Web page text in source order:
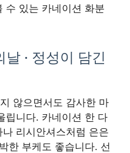
수 있는 카네이션 화분
· 정성이 담긴
않으면서도 감사한 마
립니다. 카네이션 한 다
리시안셔스처럼 은은
한 부케도 좋습니다. 선